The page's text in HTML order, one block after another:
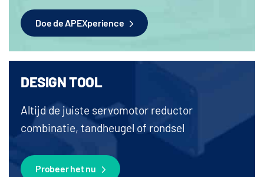
Doe de APEXperience
DESIGN TOOL
Altijd de juiste servomotor reductor
combinatie, tandheugel of rondsel
Probeer het nu